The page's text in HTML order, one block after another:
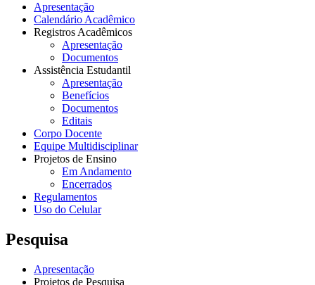
Apresentação
Calendário Acadêmico
Registros Acadêmicos
Apresentação
Documentos
Assistência Estudantil
Apresentação
Benefícios
Documentos
Editais
Corpo Docente
Equipe Multidisciplinar
Projetos de Ensino
Em Andamento
Encerrados
Regulamentos
Uso do Celular
Pesquisa
Apresentação
Projetos de Pesquisa